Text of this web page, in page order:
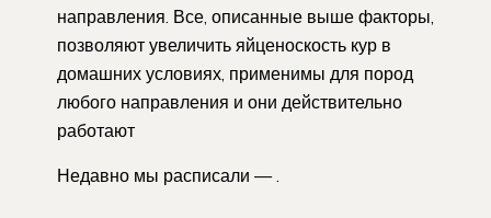
направления. Все, описанные выше факторы,
позволяют увеличить яйценоскость кур в
домашних условиях, применимы для пород
любого направления и они действительно
работают
Недавно мы расписали — .